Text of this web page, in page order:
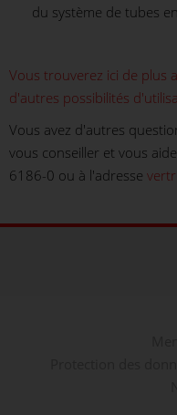
du système de tubes
Vous trouverez ici de plus
d'autres possibilités
Vous avez d'autres
vous conseiller et vous
6186-0 ou à l'adresse